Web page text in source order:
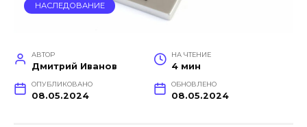
НАСЛЕДОВАНИЕ
АВТОР
Дмитрий Иванов
НА ЧТЕНИЕ
4 мин
ОПУБЛИКОВАНО
08.05.2024
ОБНОВЛЕНО
08.05.2024